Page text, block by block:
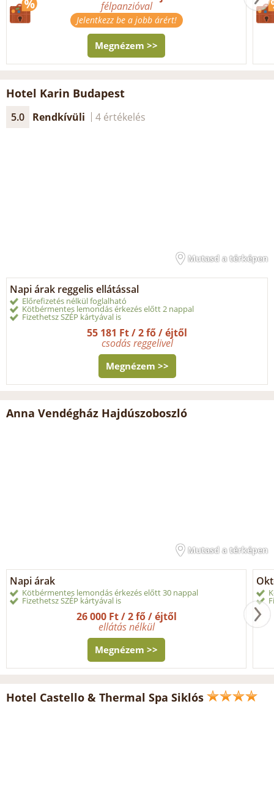
félpanzióval
Jelentkezz be a jobb árért!
Megnézem >>
Hotel Karin Budapest
5.0 Rendkívüli 4 értékelés
Mutasd a térképen
Napi árak reggelis ellátással
Előrefizetés nélkül foglalható
Kötbérmentes lemondás érkezés előtt 2 nappal
Fizethetsz SZÉP kártyával is
55 181 Ft / 2 fő / éjtől
csodás reggelivel
Megnézem >>
Anna Vendégház Hajdúszoboszló
Mutasd a térképen
Napi árak
Kötbérmentes lemondás érkezés előtt 30 nappal
Fizethetsz SZÉP kártyával is
26 000 Ft / 2 fő / éjtől
ellátás nélkül
Megnézem >>
Hotel Castello & Thermal Spa Siklós